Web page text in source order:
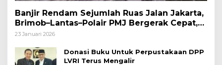
Banjir Rendam Sejumlah Ruas Jalan Jakarta,
Brimob–Lantas–Polair PMJ Bergerak Cepat,
Polri Siagakan 128.247 Personel Secara
23 Januari 2026
Donasi Buku Untuk Perpustakaan DPP
LVRI Terus Mengalir